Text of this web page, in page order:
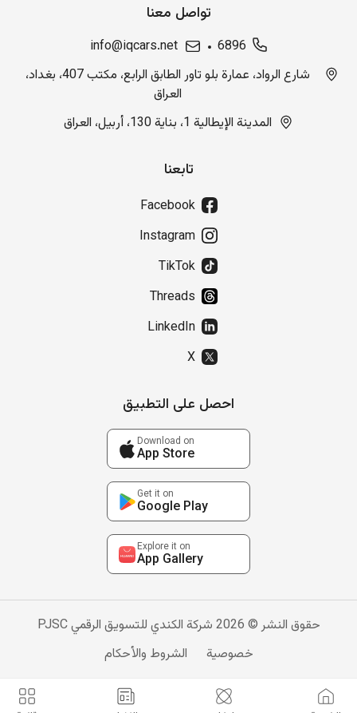
تواصل معنا
6896
info@iqcars.net
شارع الرواد، عمارة بلو تاور الطابق الرابع، مكتب 407، بغداد،
العراق
المدينة الإيطالية 1، بناية 130، أربيل، العراق
تابعنا
Facebook
Instagram
TikTok
Threads
LinkedIn
X
احصل على التطبيق
Download on
App Store
Get it on
Google Play
Explore it on
App Gallery
حقوق النشر © 2026 شركة الكندي للتسويق الرقمي PJSC
خصوصية
الشروط والأحكام